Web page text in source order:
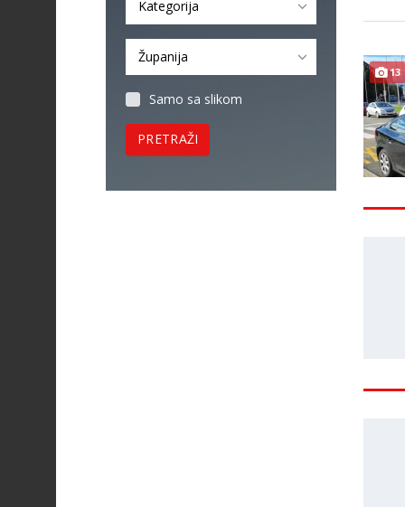
Kategorija
Županija
Samo sa slikom
PRETRAŽI
13